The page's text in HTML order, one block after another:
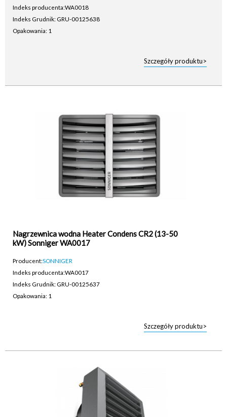
Indeks producenta:WA0018
Indeks Grudnik: GRU-00125638
Opakowania: 1
Szczegóły produktu>
Nagrzewnica wodna Heater Condens CR2 (13-50
kW) Sonniger WA0017
Producent:SONNIGER
Indeks producenta:WA0017
Indeks Grudnik: GRU-00125637
Opakowania: 1
Szczegóły produktu>